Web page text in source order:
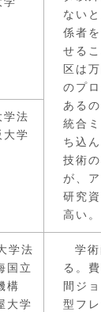
ない
係者
せる
区は
のプ
ある
統合
ち込
技術
が、
研究
高い。
学法
大学
学法
国立
構
大学
学
る。
間ジ
型フ